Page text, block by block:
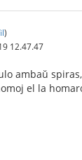
)
12.47.47
ambaŭ
el la